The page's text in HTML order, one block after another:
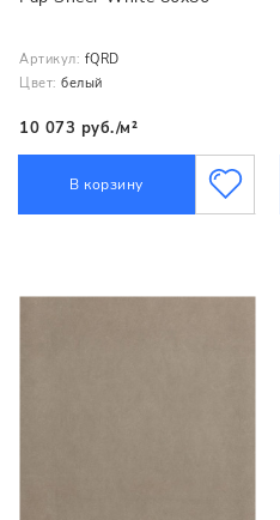
Артикул: fQRD
Цвет: белый
10 073 руб./м²
В корзину